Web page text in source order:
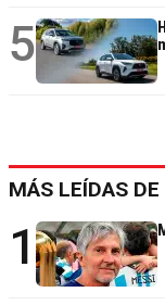
5
MÁS LEÍDAS DE
1